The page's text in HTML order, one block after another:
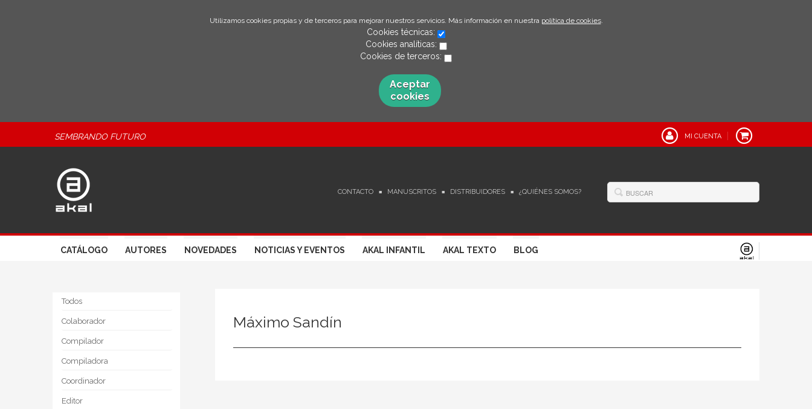
Utilizamos cookies propias y de terceros para mejorar nuestros servicios. Más información en nuestra política de cookies.
Cookies técnicas:
Cookies analíticas:
Cookies de terceros:
Aceptar
cookies
SEMBRANDO FUTURO MI CUENTA
CONTACTO MANUSCRITOS DISTRIBUIDORES ¿QUIÉNES SOMOS?
CATÁLOGO AUTORES NOVEDADES NOTICIAS Y EVENTOS AKAL INFANTIL AKAL TEXTO BLOG
Todos
Colaborador
Compilador
Compiladora
Coordinador
Editor
Máximo Sandín